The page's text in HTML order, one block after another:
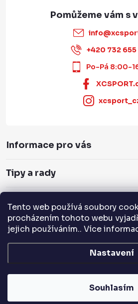
Tento web používá soubory
procházením tohoto webu
jejich používáním.. Více
Nastavení
Souhlasím
info@
+420 732
Po-Pá 8:00-
Informace pro vás
Tipy a rady
Servis a služby
Přijímáme online platby